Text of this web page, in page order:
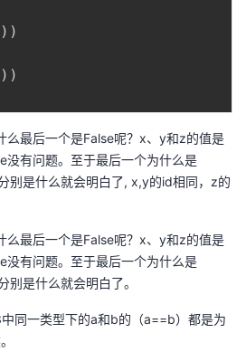
) )
) )
么最后一个是False呢？x、y和z的值是
没有问题。至于最后一个为什么是
别是什么就会明白了, x,y的id相同，z的
么最后一个是False呢？x、y和z的值是
没有问题。至于最后一个为什么是
别是什么就会明白了。
同一类型下的a和b的（a==b）都是为